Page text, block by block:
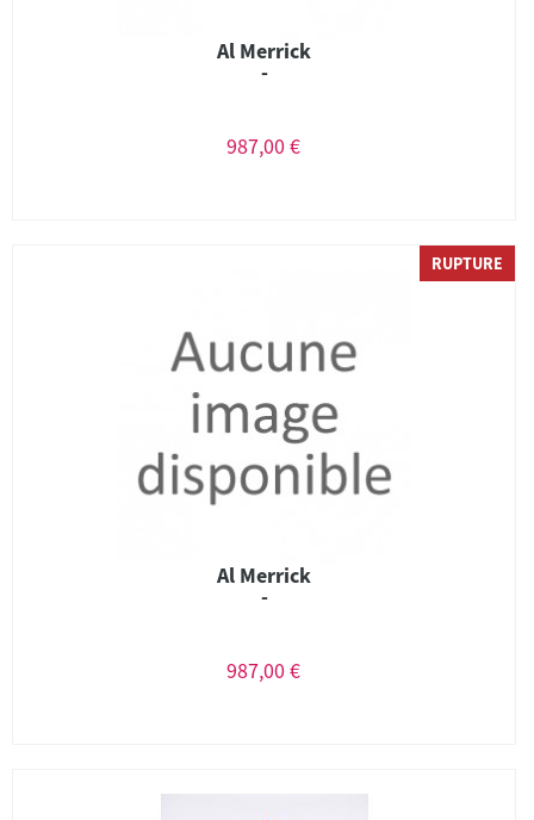
Al Merrick
-
987,00 €
RUPTURE
Al Merrick
-
987,00 €